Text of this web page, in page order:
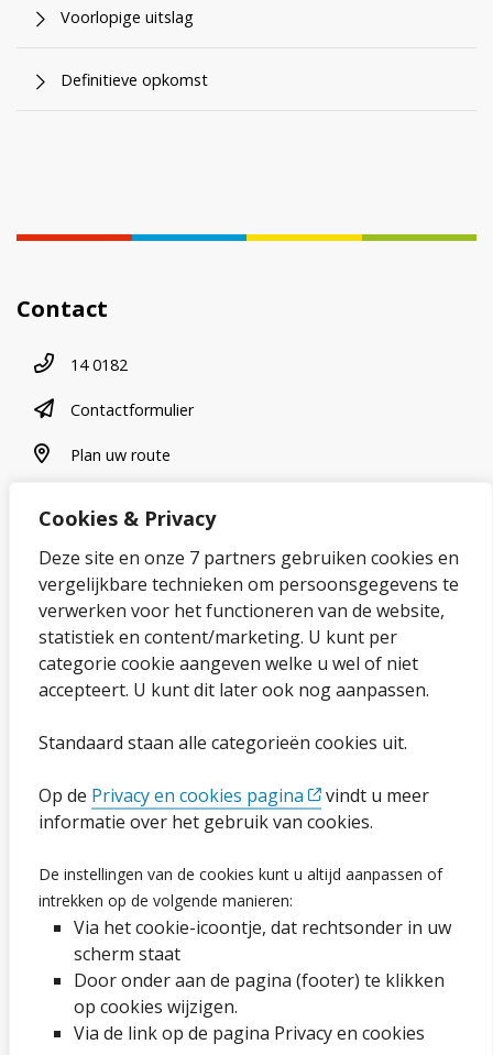
Cookies & Privacy
Deze site en onze 7 partners gebruiken cookies en
vergelijkbare technieken om persoonsgegevens te
verwerken voor het functioneren van de website,
statistiek en content/marketing. U kunt per
categorie cookie aangeven welke u wel of niet
accepteert. U kunt dit later ook nog aanpassen.
Standaard staan alle categorieën cookies uit.
Op de Privacy en cookies pagina
vindt u meer
informatie over het gebruik van cookies.
De instellingen van de cookies kunt u altijd aanpassen of
intrekken op de volgende manieren:
Via het cookie-icoontje, dat rechtsonder in uw
scherm staat
Door onder aan de pagina (footer) te klikken
op cookies wijzigen.
Via de link op de pagina Privacy en cookies
Voorlopige uitslag
Definitieve opkomst
Contact
Telefoonnummer
14 0182
contactformulier
Contactformulier
plan uw route
Plan uw route
Over onze website
Sitemap
Privacybeleid en cookies
Cookies wijzigen
Ga naar de pagina
Proclaimer en copyright
Webarchief
Volg ons op social media